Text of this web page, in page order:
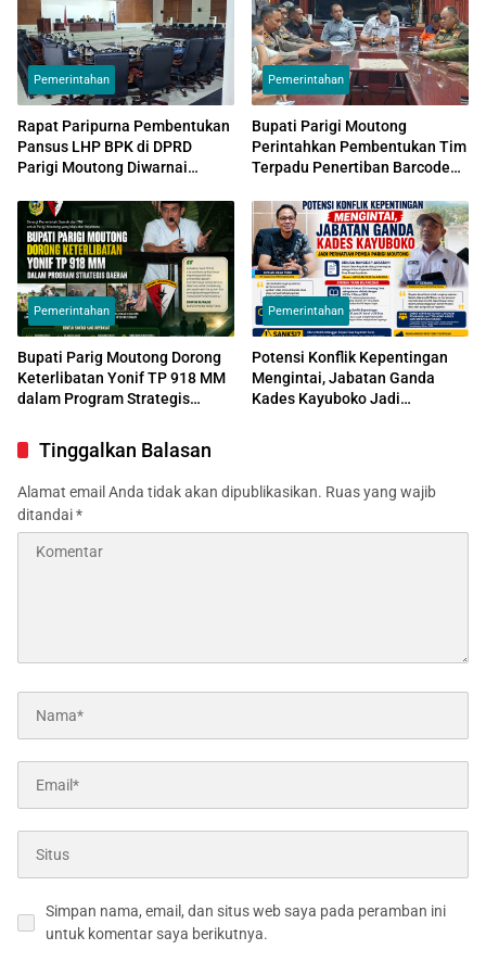
Pemerintahan
Rapat Paripurna Pembentukan
Pansus LHP BPK di DPRD
Parigi Moutong Diwarnai
Dewan dan Kepala OPD
Pemerintahan
Bupati Parigi Moutong
Perintahkan Pembentukan Tim
Terpadu Penertiban Barcode
Pemerintahan
Bupati Parig Moutong Dorong
Keterlibatan Yonif TP 918 MM
dalam Program Strategis
Pemerintahan
Potensi Konflik Kepentingan
Mengintai, Jabatan Ganda
Kades Kayuboko Jadi
Tinggalkan Balasan
Alamat email Anda tidak akan dipublikasikan. Ruas yang wajib
ditandai*
Simpan nama, email, dan situs web saya pada peramban ini
untuk komentar saya berikutnya.